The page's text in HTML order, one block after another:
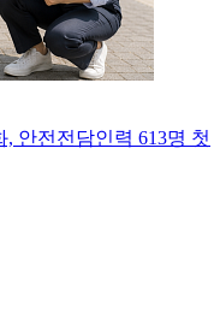
안전전담인력 613명 첫